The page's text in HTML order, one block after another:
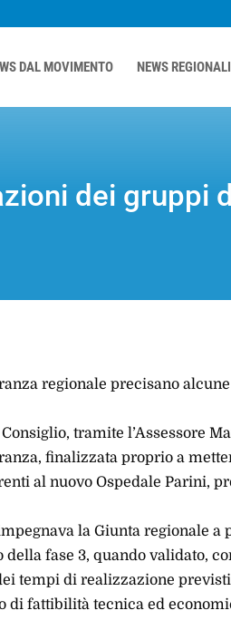
DAL MOVIMENTO NEWS REGIONALI
dei gruppi
regionale precisano
tramite l’Assessore
finalizzata proprio a
al nuovo Ospedale Parini,
la Giunta regionale a
fase 3, quando validato,
tempi di realizzazione
di fattibilità tecnica ed